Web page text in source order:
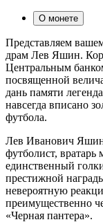
О монете
Представляем
драм Лев Яшин.
Центральным
посвященной
дань памяти
навсегда вписано
футбола.
Лев Иванович
футболист,
единственный
престижной
невероятную
преимущественно
«Черная пантера».